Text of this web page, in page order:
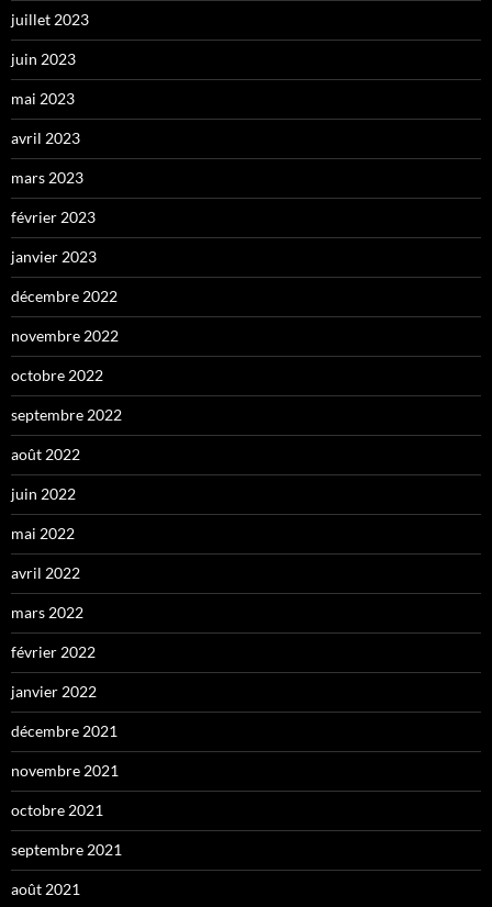
juillet 2023
juin 2023
mai 2023
avril 2023
mars 2023
février 2023
janvier 2023
décembre 2022
novembre 2022
octobre 2022
septembre 2022
août 2022
juin 2022
mai 2022
avril 2022
mars 2022
février 2022
janvier 2022
décembre 2021
novembre 2021
octobre 2021
septembre 2021
août 2021